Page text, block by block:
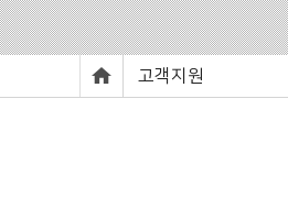
고객지원